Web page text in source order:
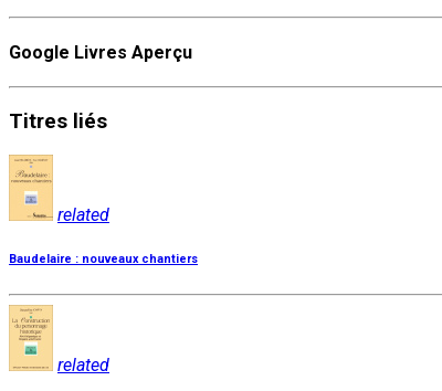
Google Livres Aperçu
Titres liés
related
Baudelaire : nouveaux chantiers
related